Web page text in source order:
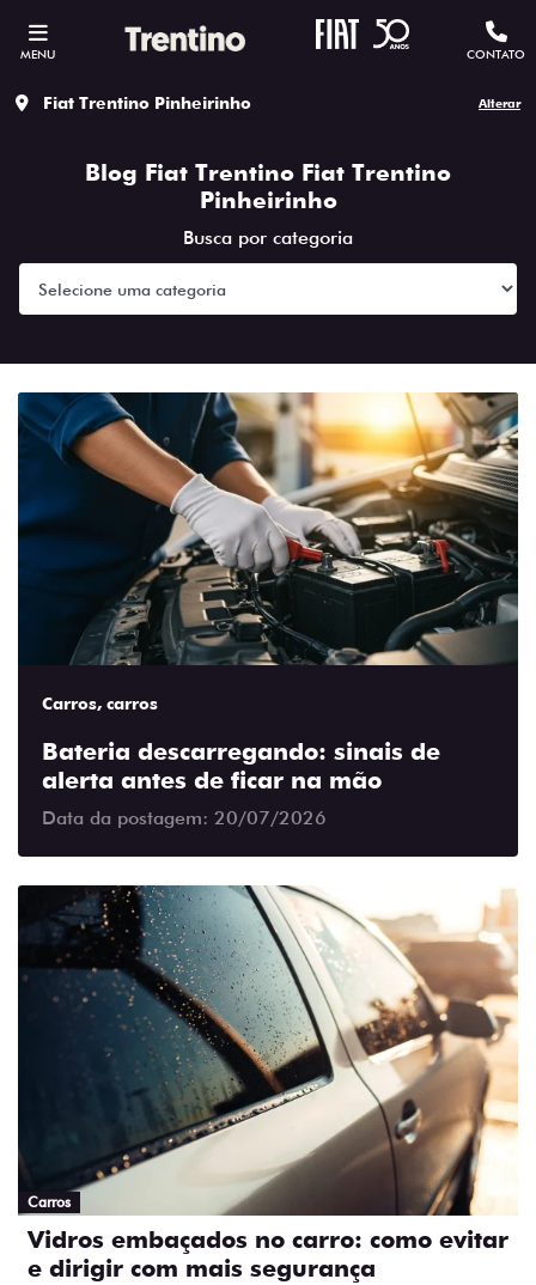
MENU CONTATO
Fiat Trentino Pinheirinho Alterar
Blog Fiat Trentino Fiat Trentino
Pinheirinho
Busca por categoria
Carros, carros
Bateria descarregando: sinais de
alerta antes de ficar na mão
Data da postagem: 20/07/2026
Carros
Vidros embaçados no carro: como evitar
e dirigir com mais segurança